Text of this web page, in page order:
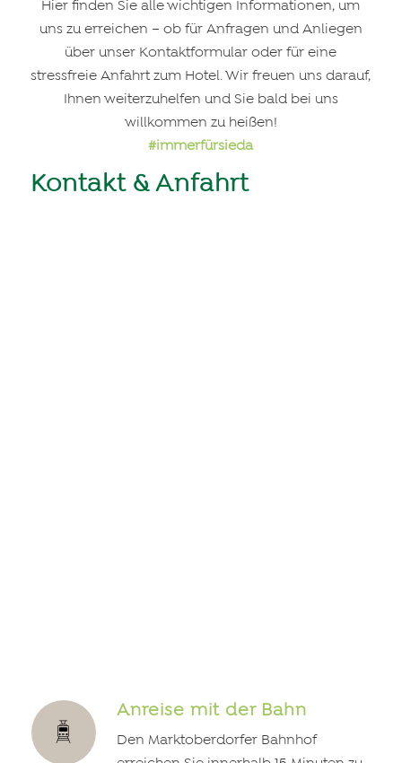
Hier finden Sie alle wichtigen Informationen, um
uns zu erreichen – ob für Anfragen und Anliegen
über unser Kontaktformular oder für eine
stressfreie Anfahrt zum Hotel. Wir freuen uns darauf,
Ihnen weiterzuhelfen und Sie bald bei uns
willkommen zu heißen!
#immerfürsieda
Kontakt & Anfahrt
Anreise mit der Bahn
Den Marktoberdorfer Bahnhof